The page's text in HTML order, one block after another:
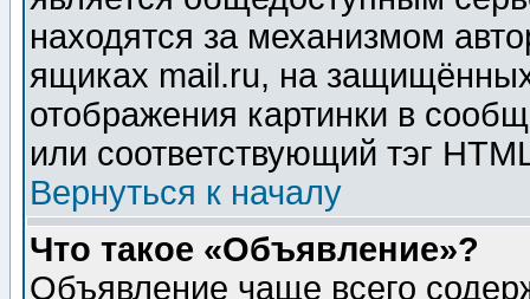
находятся за механизмом
ящиках mail.ru, на
отображения картинки в
или соответствующий тэг
Вернуться к началу
Что такое «Объявление»?
Объявление чаще всего